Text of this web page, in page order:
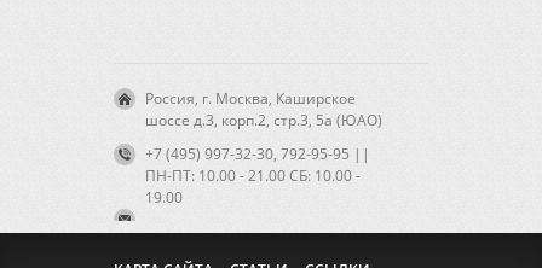
Россия, г. Москва, Каширское
шоссе д.3, корп.2, стр.3, 5а (ЮАО)
+7 (495) 997-32-30, 792-95-95 ||
ПН-ПТ: 10.00 - 21.00 CБ: 10.00 -
19.00